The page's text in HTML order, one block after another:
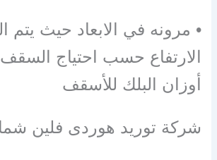
• مرونه في الابعاد حيث يتم
الارتفاع حسب احتياج
أوزان البلك للأسقف
شركة توريد هوردى فلين